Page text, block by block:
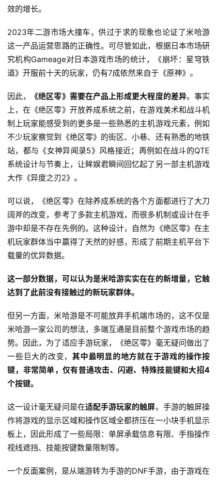
效的增长。
2023年二游市场大撞车，供过于求的现象也论证了米哈游
这一产品运营思路的正确性。可尽管如此，根据日本市场研
究机构Gameage对日本游戏市场的统计，《崩坏：星穹铁
道》开服前十天的玩家，仍有7成依然来自于《原神》。
因此， 《绝区零》需要在产品上形成更大程度的差异。事实
上，在《绝区零》开放养成系统之前，在游戏美术和战斗机
制上玩家能感受到的更多是一些熟悉的主机游戏元素，例如
不少玩家察觉到《绝区零》的街区、小巷、还有熟悉的地铁
站，都与《女神异闻录5》风格接近；再例如在战斗的QTE
系统设计与节奏上，让眸娱君瞬间回忆起了另一部主机游戏
大作《异度之刃2》。
可以说，《绝区零》在除养成系统的各个方面都进行了大刀
阔斧的改变，参考了多款主机游戏，而很多机制或设计在手
游中却是不存在先例的。这种设计，自然为《绝区零》在主
机玩家群体当中赢得了天然的好感，形成了前期主机平台下
载量的优异数据。
这一部分数据，可以认为是米哈游实实在在的新增量，它触
达到了此前没有接触过的新玩家群体。
但另一方面，米哈游是不可能放弃手机端市场的，这不仅是
米哈游一家公司的想法，多端互通是目前整个游戏市场的趋
势。因此，为了适应手游玩家，《绝区零》毫无疑问做出了
一些巨大的改变， 其中最明显的地方就在于游戏的操作按
键，非常简单，仅有普通攻击、闪避、特殊技能键和大招4
个按键。
这一设计毫无疑问是在适配手游玩家的触屏。手游的触屏操
作将游戏的显示区域和操作区域全都挤压在一小块手机显示
板上，因此形成了一些局限：单屏承载信息有限、手指操作
视线遮挡、技能按键数量限制等。
一个反面案例，是从端游转为手游的DNF手游，由于游戏在